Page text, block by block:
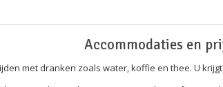
Accommodaties en
met dranken zoals water, koffie en thee. U